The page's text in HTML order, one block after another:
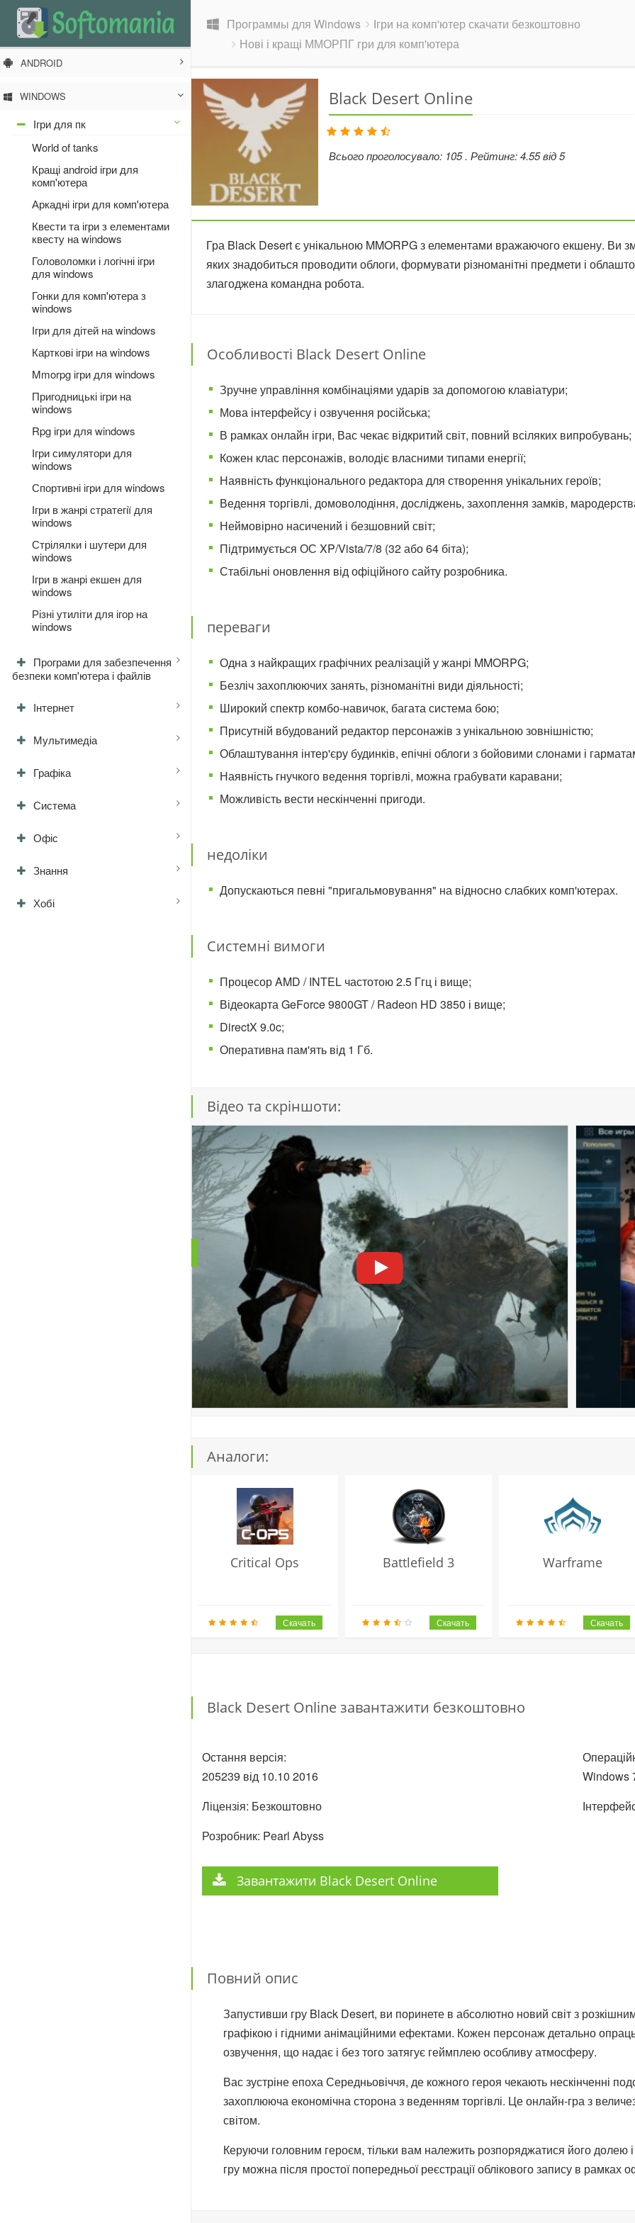
Программы для Windows
Ігри на комп'ютер скачати безкоштовно
Нові і кращі ММОРПГ гри для комп'ютера
Black Desert Online
Всього проголосувало: 105. Рейтинг:4.55від5
Гра Black Desert є унікальною MMORPG з елементами вражаючого екшену. Ви
яких знадобиться проводити облоги, формувати різноманітні предмети і
злагоджена командна робота.
Особливості Black Desert Online
Зручне управління комбінаціями ударів за допомогою клавіатури;
Мова інтерфейсу і озвучення російська;
В рамках онлайн ігри, Вас чекає відкритий світ, повний всіляких випробувань;
Кожен клас персонажів, володіє власними типами енергії;
Наявність функціонального редактора для створення унікальних героїв;
Ведення торгівлі, домоволодіння, досліджень, захоплення замків,
Неймовірно насичений і безшовний світ;
Підтримується ОС XP/Vista/7/8 (32 або 64 біта);
Стабільні оновлення від офіційного сайту розробника.
переваги
Одна з найкращих графічних реалізацій у жанрі MMORPG;
Безліч захоплюючих занять, різноманітні види діяльності;
Широкий спектр комбо-навичок, багата система бою;
Присутній вбудований редактор персонажів з унікальною зовнішністю;
Облаштування інтер'єру будинків, епічні облоги з бойовими слонами і
Наявність гнучкого ведення торгівлі, можна грабувати каравани;
Можливість вести нескінченні пригоди.
недоліки
Допускаються певні "пригальмовування" на відносно слабких комп'ютерах.
Системні вимоги
Процесор AMD / INTEL частотою 2.5 Ггц і вище;
Відеокарта GeForce 9800GT / Radeon HD 3850 і вище;
DirectX 9.0c;
Оперативна пам'ять від 1 Гб.
Відео та скріншоти:
Аналоги:
Critical Ops Battlefield 3 Warframe
Black Desert Online завантажити безкоштовно
Остання версія:
205239 від 10.10 2016
Ліцензія: Безкоштовно
Розробник: Pearl Abyss
Windows
Завантажити Black Desert Online
Повний опис
Запустивши гру Black Desert, ви поринете в абсолютно новий світ з
графікою і гідними анімаційними ефектами. Кожен персонаж детально
озвучення, що надає і без того затягує геймплею особливу атмосферу.
Вас зустріне епоха Середньовіччя, де кожного героя чекають нескінченні
захоплююча економічна сторона з веденням торгівлі. Це онлайн-гра з
світом.
Керуючи головним героєм, тільки вам належить розпоряджатися його долею
гру можна після простої попередньої реєстрації облікового запису в рамках
ANDROID
WINDOWS
Ігри для пк
World of tanks
Кращі android ігри для
комп'ютера
Аркадні ігри для комп'ютера
Квести та ігри з елементами
квесту на windows
Головоломки і логічні ігри
для windows
Гонки для комп'ютера з
windows
Ігри для дітей на windows
Карткові ігри на windows
Mmorpg ігри для windows
Пригодницькі ігри на
windows
Rpg ігри для windows
Ігри симулятори для
windows
Спортивні ігри для windows
Ігри в жанрі стратегії для
windows
Стрілялки і шутери для
windows
Ігри в жанрі екшен для
windows
Різні утиліти для ігор на
windows
Програми для забезпечення
безпеки комп'ютера і файлів
Інтернет
Мультимедіа
Графіка
Система
Офіс
Знання
Хобі